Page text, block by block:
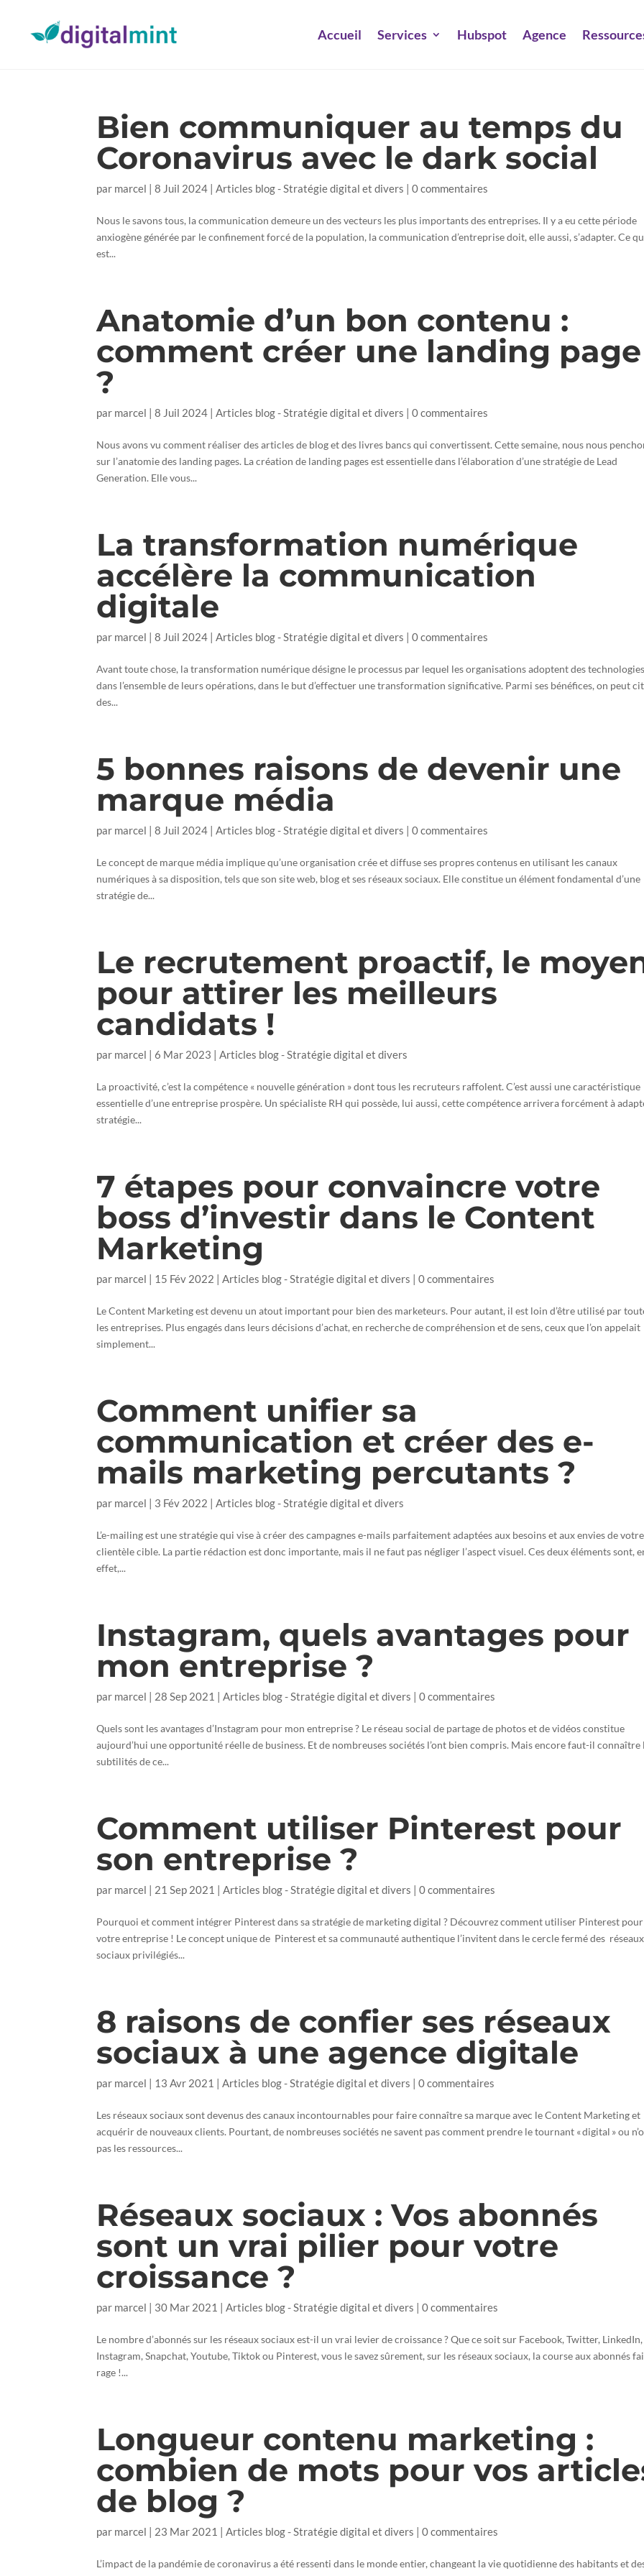
Accueil Services Hubspot Agence
Bien communiquer au temps du
Coronavirus avec le dark social
par marcel |8 Juil 2024 |Articles blog - Stratégie digital et divers |0 commentaires
Nous le savons tous, la communication demeure un des vecteurs les plus importants des entreprises. Il y a eu cette période
anxiogène générée par le confinement forcé de la population, la communication d’entreprise doit, elle aussi, s’adapter. Ce
est...
Anatomie d’un bon contenu :
comment créer une landing page
?
par marcel |8 Juil 2024 |Articles blog - Stratégie digital et divers |0 commentaires
Nous avons vu comment réaliser des articles de blog et des livres bancs qui convertissent. Cette semaine, nous nous
sur l’anatomie des landing pages. La création de landing pages est essentielle dans l’élaboration d’une stratégie de Lead
Generation. Elle vous...
La transformation numérique
accélère la communication
digitale
par marcel |8 Juil 2024 |Articles blog - Stratégie digital et divers |0 commentaires
Avant toute chose, la transformation numérique désigne le processus par lequel les organisations adoptent des
dans l’ensemble de leurs opérations, dans le but d’effectuer une transformation significative. Parmi ses bénéfices, on peut
des...
5 bonnes raisons de devenir une
marque média
par marcel |8 Juil 2024 |Articles blog - Stratégie digital et divers |0 commentaires
Le concept de marque média implique qu’une organisation crée et diffuse ses propres contenus en utilisant les canaux
numériques à sa disposition, tels que son site web, blog et ses réseaux sociaux. Elle constitue un élément fondamental d’une
stratégie de...
Le recrutement proactif, le
pour attirer les meilleurs
candidats !
par marcel | 6 Mar 2023 |Articles blog - Stratégie digital et divers
La proactivité, c’est la compétence « nouvelle génération » dont tous les recruteurs raffolent. C’est aussi une caractéristique
essentielle d’une entreprise prospère. Un spécialiste RH qui possède, lui aussi, cette compétence arrivera forcément à
stratégie...
7 étapes pour convaincre votre
boss d’investir dans le Content
Marketing
par marcel | 15 Fév 2022 |Articles blog - Stratégie digital et divers |0 commentaires
Le Content Marketing est devenu un atout important pour bien des marketeurs. Pour autant, il est loin d’être utilisé par
les entreprises. Plus engagés dans leurs décisions d’achat, en recherche de compréhension et de sens, ceux que l’on appelait
simplement...
Comment unifier sa
communication et créer des e-
mails marketing percutants ?
par marcel | 3 Fév 2022 |Articles blog - Stratégie digital et divers
L’e-mailing est une stratégie qui vise à créer des campagnes e-mails parfaitement adaptées aux besoins et aux envies de votre
clientèle cible. La partie rédaction est donc importante, mais il ne faut pas négliger l’aspect visuel. Ces deux éléments sont,
effet,...
Instagram, quels avantages pour
mon entreprise ?
par marcel | 28 Sep 2021 |Articles blog - Stratégie digital et divers |0 commentaires
Quels sont les avantages d’Instagram pour mon entreprise ? Le réseau social de partage de photos et de vidéos constitue
aujourd’hui une opportunité réelle de business. Et de nombreuses sociétés l’ont bien compris. Mais encore faut-il connaître
subtilités de ce...
Comment utiliser Pinterest pour
son entreprise ?
par marcel | 21 Sep 2021 |Articles blog - Stratégie digital et divers |0 commentaires
Pourquoi et comment intégrer Pinterest dans sa stratégie de marketing digital ? Découvrez comment utiliser Pinterest pour
votre entreprise ! Le concept unique de Pinterest et sa communauté authentique l’invitent dans le cercle fermé des réseaux
sociaux privilégiés...
8 raisons de confier ses réseaux
sociaux à une agence digitale
par marcel | 13 Avr 2021 |Articles blog - Stratégie digital et divers |0 commentaires
Les réseaux sociaux sont devenus des canaux incontournables pour faire connaître sa marque avec le Content Marketing et
acquérir de nouveaux clients. Pourtant, de nombreuses sociétés ne savent pas comment prendre le tournant « digital » ou
pas les ressources...
Réseaux sociaux : Vos abonnés
sont un vrai pilier pour votre
croissance ?
par marcel | 30 Mar 2021 |Articles blog - Stratégie digital et divers |0 commentaires
Le nombre d’abonnés sur les réseaux sociaux est-il un vrai levier de croissance ? Que ce soit sur Facebook, Twitter, LinkedIn,
Instagram, Snapchat, Youtube, Tiktok ou Pinterest, vous le savez sûrement, sur les réseaux sociaux, la course aux abonnés
rage !...
Longueur contenu marketing :
combien de mots pour vos
de blog ?
par marcel | 23 Mar 2021 |Articles blog - Stratégie digital et divers |0 commentaires
L’impact de la pandémie de coronavirus a été ressenti dans le monde entier, changeant la vie quotidienne des habitants et